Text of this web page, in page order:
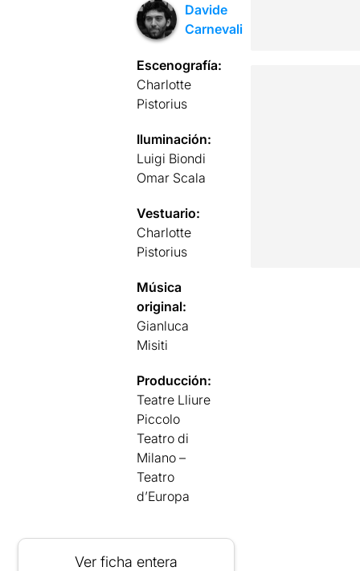
Davide
Carnevali
Escenografía:
Charlotte
Pistorius
Iluminación:
Luigi Biondi
Omar Scala
Vestuario:
Charlotte
Pistorius
Música
original:
Gianluca
Misiti
Producción:
Teatre Lliure
Piccolo
Teatro di
Milano –
Teatro
d’Europa
Ver ficha entera